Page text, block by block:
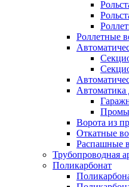
Роллетные
Автоматика
Ворота из
Откатные
Распашные
Трубопроводная
Поликарбонат